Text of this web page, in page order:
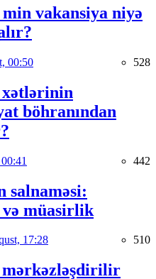
vakansiya niyə
00:50 528
xətlərinin
böhranından
442
salnaməsi:
və müasirlik
17:28 510